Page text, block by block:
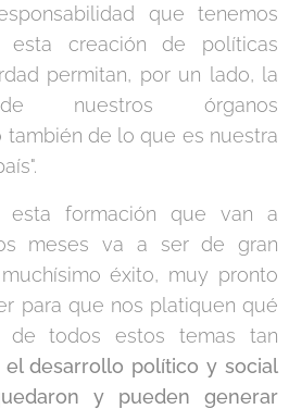
que tenemos
creación de políticas
permitan, por un lado, la
de nuestros órganos
también de lo que es nuestra
esta formación que van a
meses va a ser de gran
éxito, muy pronto
para que nos platiquen qué
de todos estos temas tan
el desarrollo político y social
y pueden generar